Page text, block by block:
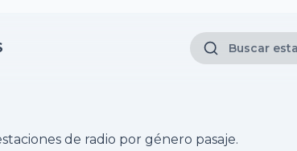
de radio por género pasaje.